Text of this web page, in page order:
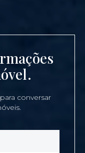
conversar